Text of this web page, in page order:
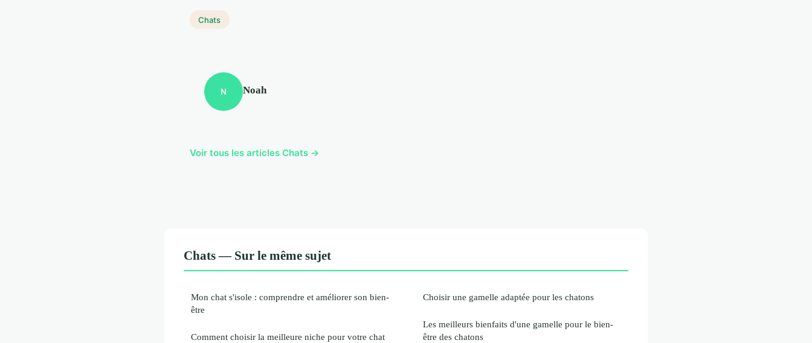
Chats
N Noah
Voir tous les articles Chats →
Chats — Sur le même sujet
Mon chat s'isole : comprendre et améliorer son bien-
être
Comment choisir la meilleure niche pour votre chat
Choisir une gamelle adaptée pour les chatons
Les meilleurs bienfaits d'une gamelle pour le bien-
être des chatons